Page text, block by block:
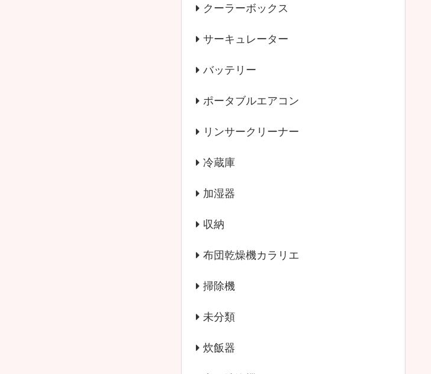
クーラーボックス
サーキュレーター
バッテリー
ポータブルエアコン
リンサークリーナー
冷蔵庫
加湿器
収納
布団乾燥機カラリエ
掃除機
未分類
炊飯器